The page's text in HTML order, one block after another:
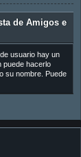
de Amigos e
usuario hay un
puede hacerlo
su nombre. Puede